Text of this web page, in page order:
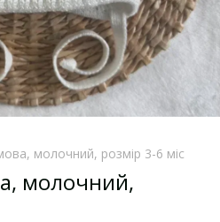
молочний, розмір 3-6 міс
молочний,